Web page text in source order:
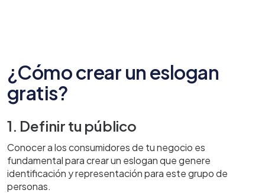
¿Cómo crear un eslogan
gratis?
1. Definir tu público
Conocer a los consumidores de tu negocio es
fundamental para crear un eslogan que genere
identificación y representación para este grupo de
personas.